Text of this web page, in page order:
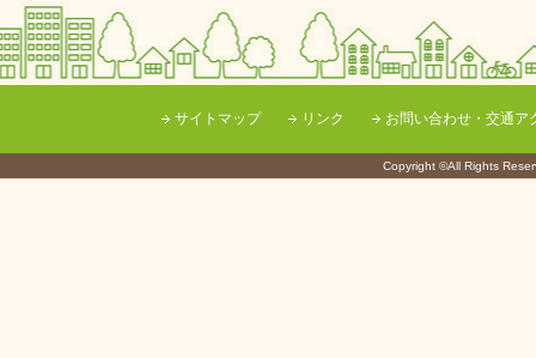
サイトマップ リンク お問い合わせ・交通ア
Copyright ©All Rights